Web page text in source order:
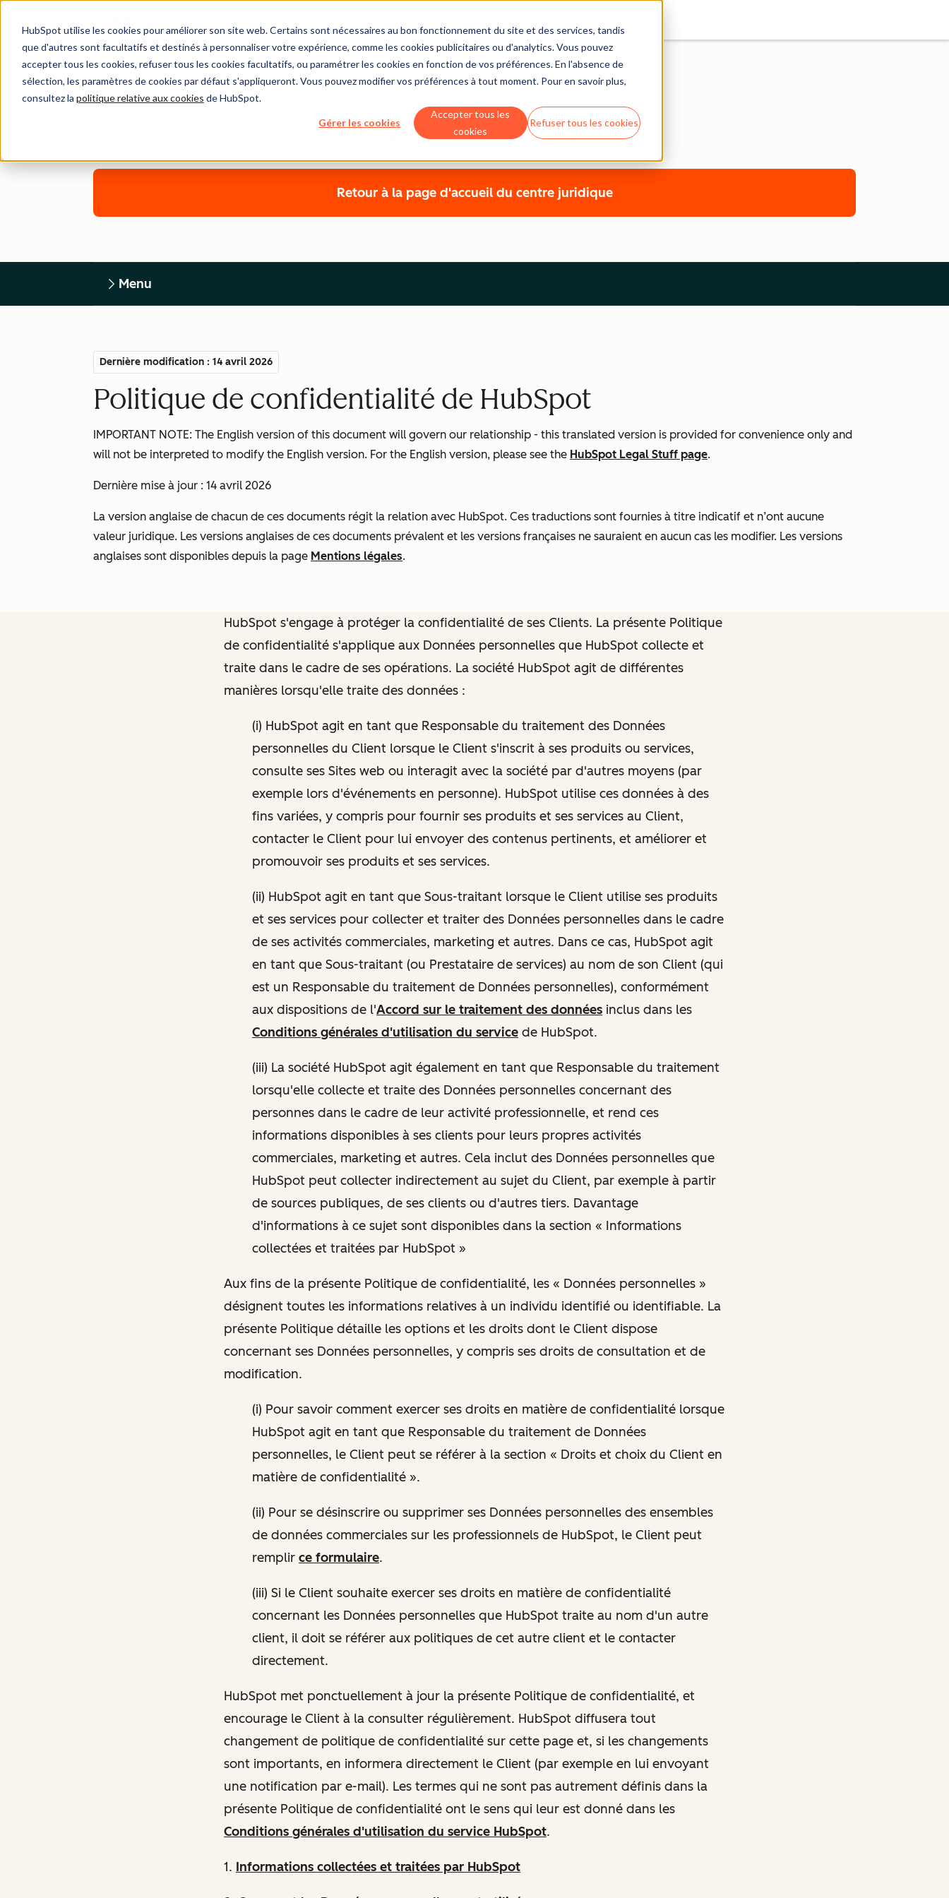
HubSpot utilise les cookies pour améliorer son site web. Certains sont nécessaires au bon fonctionnement du site et des services, tandis
que d'autres sont facultatifs et destinés à personnaliser votre expérience, comme les cookies publicitaires ou d'analytics. Vous pouvez
accepter tous les cookies, refuser tous les cookies facultatifs, ou paramétrer les cookies en fonction de vos préférences. En l'absence de
sélection, les paramètres de cookies par défaut s'appliqueront. Vous pouvez modifier vos préférences à tout moment. Pour en savoir plus,
consultez la politique relative aux cookies de HubSpot.
Gérer les cookies
Accepter tous les
cookies
Refuser tous les cookies
Centre légal
POLITIQUE DE CONFIDENTIALITÉ DE HUBSPOT
Retour à la page d'accueil du centre juridique
Menu
Dernière modification : 14 avril 2026
Politique de confidentialité de HubSpot
IMPORTANT NOTE: The English version of this document will govern our relationship - this translated version is provided for convenience only and
will not be interpreted to modify the English version. For the English version, please see the HubSpot Legal Stuff page.
Dernière mise à jour : 14 avril 2026
La version anglaise de chacun de ces documents régit la relation avec HubSpot. Ces traductions sont fournies à titre indicatif et n’ont aucune
valeur juridique. Les versions anglaises de ces documents prévalent et les versions françaises ne sauraient en aucun cas les modifier. Les versions
anglaises sont disponibles depuis la page Mentions légales.
HubSpot s'engage à protéger la confidentialité de ses Clients. La présente Politique
de confidentialité s'applique aux Données personnelles que HubSpot collecte et
traite dans le cadre de ses opérations. La société HubSpot agit de différentes
manières lorsqu'elle traite des données :
(i) HubSpot agit en tant que Responsable du traitement des Données
personnelles du Client lorsque le Client s'inscrit à ses produits ou services,
consulte ses Sites web ou interagit avec la société par d'autres moyens (par
exemple lors d'événements en personne). HubSpot utilise ces données à des
fins variées, y compris pour fournir ses produits et ses services au Client,
contacter le Client pour lui envoyer des contenus pertinents, et améliorer et
promouvoir ses produits et ses services.
(ii) HubSpot agit en tant que Sous-traitant lorsque le Client utilise ses produits
et ses services pour collecter et traiter des Données personnelles dans le cadre
de ses activités commerciales, marketing et autres. Dans ce cas, HubSpot agit
en tant que Sous-traitant (ou Prestataire de services) au nom de son Client (qui
est un Responsable du traitement de Données personnelles), conformément
aux dispositions de l'Accord sur le traitement des données inclus dans les
Conditions générales d'utilisation du service de HubSpot.
(iii) La société HubSpot agit également en tant que Responsable du traitement
lorsqu'elle collecte et traite des Données personnelles concernant des
personnes dans le cadre de leur activité professionnelle, et rend ces
informations disponibles à ses clients pour leurs propres activités
commerciales, marketing et autres. Cela inclut des Données personnelles que
HubSpot peut collecter indirectement au sujet du Client, par exemple à partir
de sources publiques, de ses clients ou d'autres tiers. Davantage
d'informations à ce sujet sont disponibles dans la section « Informations
collectées et traitées par HubSpot »
Aux fins de la présente Politique de confidentialité, les « Données personnelles »
désignent toutes les informations relatives à un individu identifié ou identifiable. La
présente Politique détaille les options et les droits dont le Client dispose
concernant ses Données personnelles, y compris ses droits de consultation et de
modification.
(i) Pour savoir comment exercer ses droits en matière de confidentialité lorsque
HubSpot agit en tant que Responsable du traitement de Données
personnelles, le Client peut se référer à la section « Droits et choix du Client en
matière de confidentialité ».
(ii) Pour se désinscrire ou supprimer ses Données personnelles des ensembles
de données commerciales sur les professionnels de HubSpot, le Client peut
remplir ce formulaire.
(iii) Si le Client souhaite exercer ses droits en matière de confidentialité
concernant les Données personnelles que HubSpot traite au nom d'un autre
client, il doit se référer aux politiques de cet autre client et le contacter
directement.
HubSpot met ponctuellement à jour la présente Politique de confidentialité, et
encourage le Client à la consulter régulièrement. HubSpot diffusera tout
changement de politique de confidentialité sur cette page et, si les changements
sont importants, en informera directement le Client (par exemple en lui envoyant
une notification par e-mail). Les termes qui ne sont pas autrement définis dans la
présente Politique de confidentialité ont le sens qui leur est donné dans les
Conditions générales d'utilisation du service HubSpot.
1. Informations collectées et traitées par HubSpot